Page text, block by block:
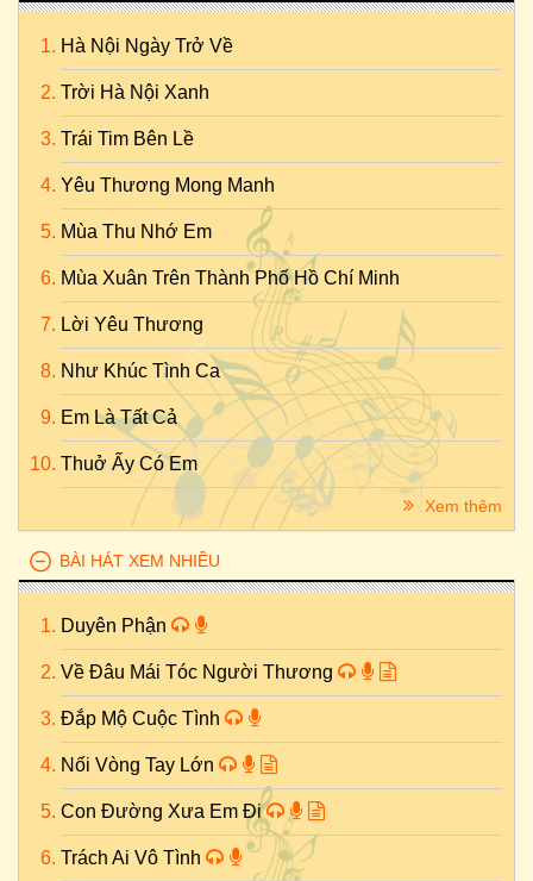
Hà Nội Ngày Trở Về
Trời Hà Nội Xanh
Trái Tim Bên Lề
Yêu Thương Mong Manh
Mùa Thu Nhớ Em
Mùa Xuân Trên Thành Phố Hồ Chí Minh
Lời Yêu Thương
Như Khúc Tình Ca
Em Là Tất Cả
Thuở Ấy Có Em
Xem thêm
BÀI HÁT XEM NHIỀU
Duyên Phận
Về Đâu Mái Tóc Người Thương
Đắp Mộ Cuộc Tình
Nối Vòng Tay Lớn
Con Đường Xưa Em Đi
Trách Ai Vô Tình